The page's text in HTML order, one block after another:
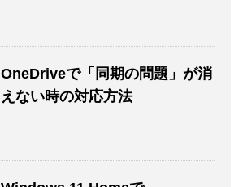
OneDriveで「同期の問題」が消
えない時の対応方法